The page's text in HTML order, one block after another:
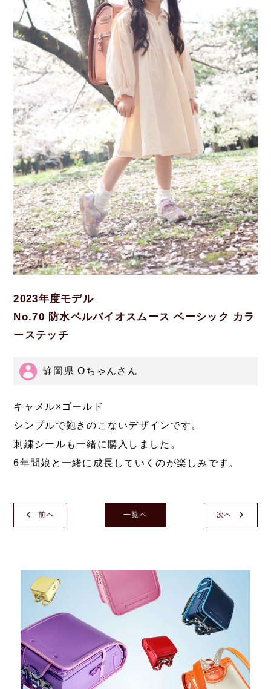
2023年度モデル
No.70 防水ベルバイオスムース ベーシック カラ
ーステッチ
静岡県 Oちゃんさん
キャメル×ゴールド
シンプルで飽きのこないデザインです。
刺繍シールも一緒に購入しました。
6年間娘と一緒に成長していくのが楽しみです。
前へ 次へ
一覧へ